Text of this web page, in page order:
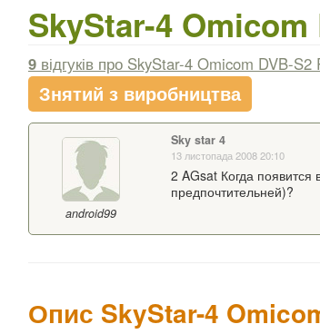
SkyStar-4 Omicom
9 відгуків про SkyStar-4 Omicom DVB-S2
Знятий з виробництва
android99
Sky star 4
13 листопада 2008 20:10
2 AGsat Когда появится
предпочтительней)?
Опис SkyStar-4